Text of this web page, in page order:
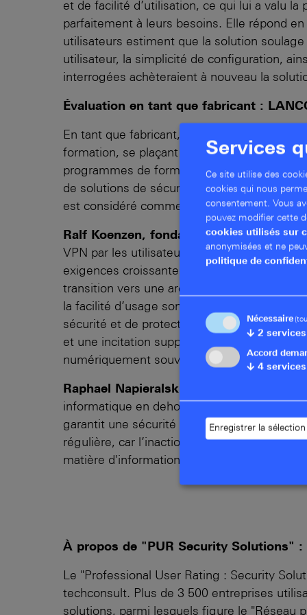
et de facilité d’utilisation, ce qui lui a valu
parfaitement à leurs besoins. Elle répond
utilisateurs estiment que la solution
utilisateur, la simplicité de configuration,
interrogées achèteraient à nouveau la
Évaluation en tant que fabricant :
En tant que fabricant, LANCOM a
formation, se plaçant ainsi en tête de tous
programmes de formation en ligne et hors
de solutions de sécurité très innovant,
est considéré comme un partenaire
Ralf Koenzen, fondateur et PDG de
VPN par les utilisateurs, ainsi que notre
exigences croissantes en matière de
transition vers une architecture de sécurité
la facilité d’usage sont prioritaires.
sécurité et de protection des réseaux. La
et une incitation supplémentaire pour toute
numériquement souveraine."
Raphael Napieralski, analyste
informatique en dehors des limites de
garantit une sécurité maximale du réseau.
régulière, car l’inaction peut rapidement
matière d'information et de conseil sur la
À propos de "PUR Security Solutions" :
Le "Professional User Rating : Security
techconsult. Plus de 3 500 entreprises
solutions, parmi lesquels figure le "Réseau
Services
Ce site utilise des
cookies qui nous
consentement. Vous
pouvez modifier cette
cookies utilisés sur
anonymisées et ne
politique de
Nécessaire
↓ 2 services
Accord
↓ 4 services
Enregistrer la sélection